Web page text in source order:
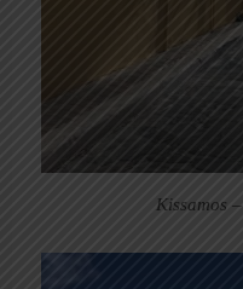
Kissamos